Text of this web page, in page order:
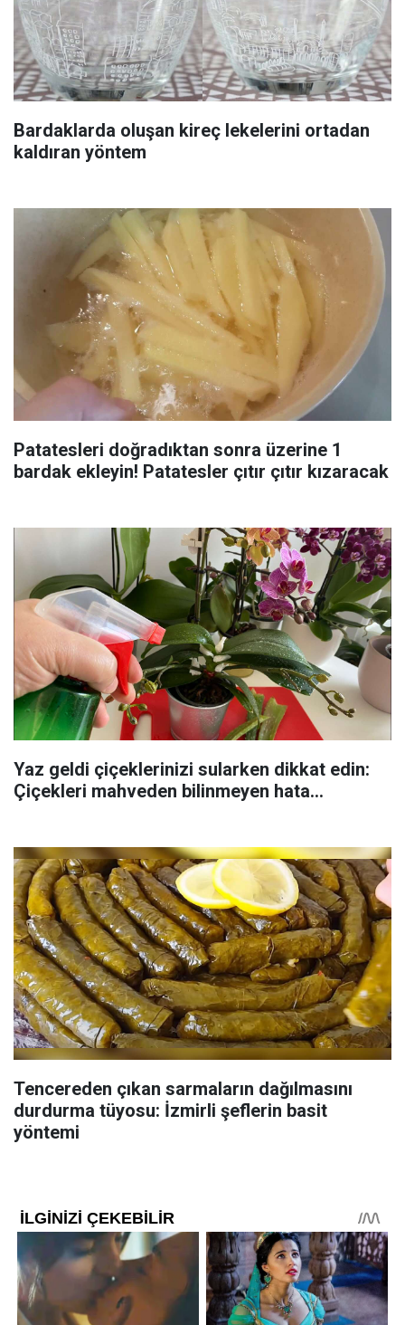
Bardaklarda oluşan kireç lekelerini ortadan
kaldıran yöntem
Patatesleri doğradıktan sonra üzerine 1
bardak ekleyin! Patatesler çıtır çıtır kızaracak
Yaz geldi çiçeklerinizi sularken dikkat edin:
Çiçekleri mahveden bilinmeyen hata...
Tencereden çıkan sarmaların dağılmasını
durdurma tüyosu: İzmirli şeflerin basit
yöntemi